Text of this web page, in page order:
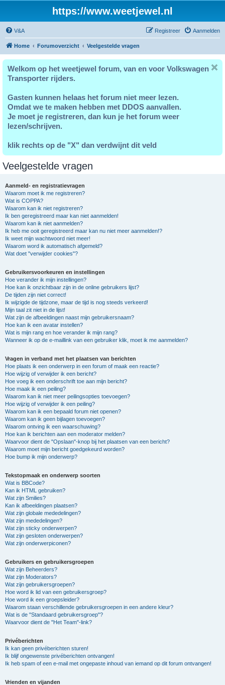
https://www.weetjewel.nl
V&A Aanmelden
Registreer
Home Forumoverzicht Veelgestelde vragen
Welkom op het weetjewel forum, van en voor Volkswagen
Transporter rijders.
Gasten kunnen helaas het forum niet meer lezen.
Omdat we te maken hebben met DDOS aanvallen.
Je moet je registreren, dan kun je het forum weer
lezen/schrijven.
klik rechts op de "X" dan verdwijnt dit veld
Veelgestelde vragen
Aanmeld- en registratievragen
Waarom moet ik me registreren?
Wat is COPPA?
Waarom kan ik niet registreren?
Ik ben geregistreerd maar kan niet aanmelden!
Waarom kan ik niet aanmelden?
Ik heb me ooit geregistreerd maar kan nu niet meer aanmelden!?
Ik weet mijn wachtwoord niet meer!
Waarom word ik automatisch afgemeld?
Wat doet "verwijder cookies"?
Gebruikersvoorkeuren en instellingen
Hoe verander ik mijn instellingen?
Hoe kan ik onzichtbaar zijn in de online gebruikers lijst?
De tijden zijn niet correct!
Ik wijzigde de tijdzone, maar de tijd is nog steeds verkeerd!
Mijn taal zit niet in de lijst!
Wat zijn de afbeeldingen naast mijn gebruikersnaam?
Hoe kan ik een avatar instellen?
Wat is mijn rang en hoe verander ik mijn rang?
Wanneer ik op de e-maillink van een gebruiker klik, moet ik me aanmelden?
Vragen in verband met het plaatsen van berichten
Hoe plaats ik een onderwerp in een forum of maak een reactie?
Hoe wijzig of verwijder ik een bericht?
Hoe voeg ik een onderschrift toe aan mijn bericht?
Hoe maak ik een peiling?
Waarom kan ik niet meer peilingsopties toevoegen?
Hoe wijzig of verwijder ik een peiling?
Waarom kan ik een bepaald forum niet openen?
Waarom kan ik geen bijlagen toevoegen?
Waarom ontving ik een waarschuwing?
Hoe kan ik berichten aan een moderator melden?
Waarvoor dient de "Opslaan"-knop bij het plaatsen van een bericht?
Waarom moet mijn bericht goedgekeurd worden?
Hoe bump ik mijn onderwerp?
Tekstopmaak en onderwerp soorten
Wat is BBCode?
Kan ik HTML gebruiken?
Wat zijn Smilies?
Kan ik afbeeldingen plaatsen?
Wat zijn globale mededelingen?
Wat zijn mededelingen?
Wat zijn sticky onderwerpen?
Wat zijn gesloten onderwerpen?
Wat zijn onderwerpiconen?
Gebruikers en gebruikersgroepen
Wat zijn Beheerders?
Wat zijn Moderators?
Wat zijn gebruikersgroepen?
Hoe word ik lid van een gebruikersgroep?
Hoe word ik een groepsleider?
Waarom staan verschillende gebruikersgroepen in een andere kleur?
Wat is de "Standaard gebruikersgroep"?
Waarvoor dient de "Het Team"-link?
Privéberichten
Ik kan geen privéberichten sturen!
Ik blijf ongewenste privéberichten ontvangen!
Ik heb spam of een e-mail met ongepaste inhoud van iemand op dit forum ontvangen!
Vrienden en vijanden